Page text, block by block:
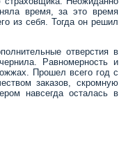
время, за это время
из себя. Тогда он решил
отверстия в
Равномерность и
Прошел всего год с
заказов, скромную
навсегда осталась в